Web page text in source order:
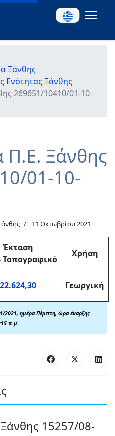
Ξάνθης
Ενότητας Ξάνθης
269651/10410/01-10-
Π.Ε. Ξάνθης
01-10-
11 Οκτωβρίου 2021
Έκταση
Τοπογραφικό
Χρήση
22.624,30 Γεωργική
2021, ημέρα Πέμπτη, ώρα έναρξης
π.μ.
15257/08-